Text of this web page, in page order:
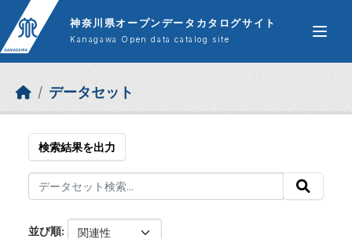
Skip to main content
神奈川県オープンデータカタログサイト
Kanagawa Open data catalog site
データセット
検索結果を出力
並び順